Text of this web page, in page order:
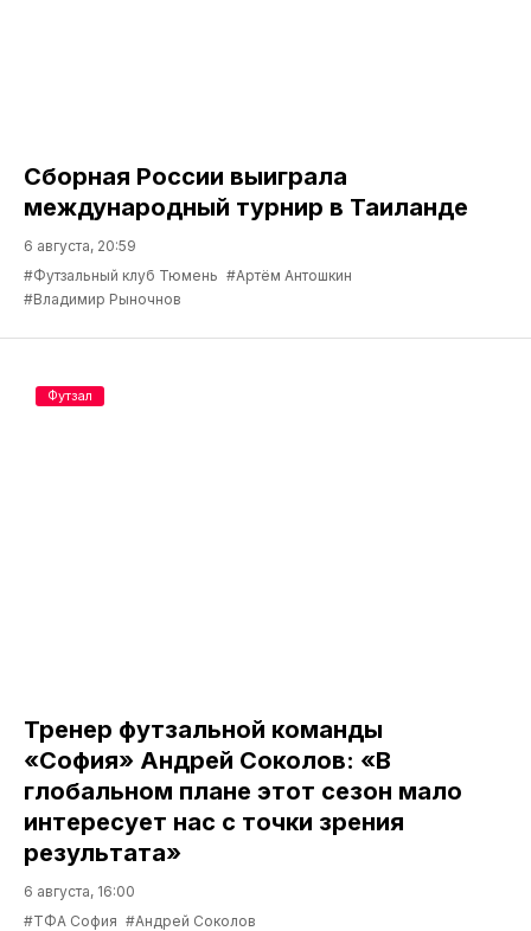
Сборная России выиграла
международный турнир в Таиланде
6 августа, 20:59
#Футзальный клуб Тюмень #Артём Антошкин
#Владимир Рыночнов
Тренер футзальной команды
«София» Андрей Соколов: «В
глобальном плане этот сезон мало
интересует нас с точки зрения
результата»
6 августа, 16:00
#ТФА София #Андрей Соколов
Футзал